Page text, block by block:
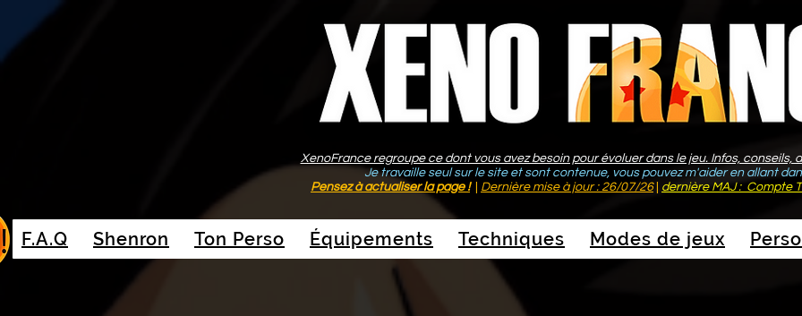
XenoFrance regroupe ce dont vous avez besoin pour évoluer dans le jeu. Infos, conseils,
Je travaille seul sur le site et sont contenue, vous pouvez m'aider en allant
Pensez à actualiser la page !| Dernière mise à jour : 26/07/26| dernière MAJ : Compte
F.A.Q Shenron Ton Perso Équipements Techniques Modes de jeux